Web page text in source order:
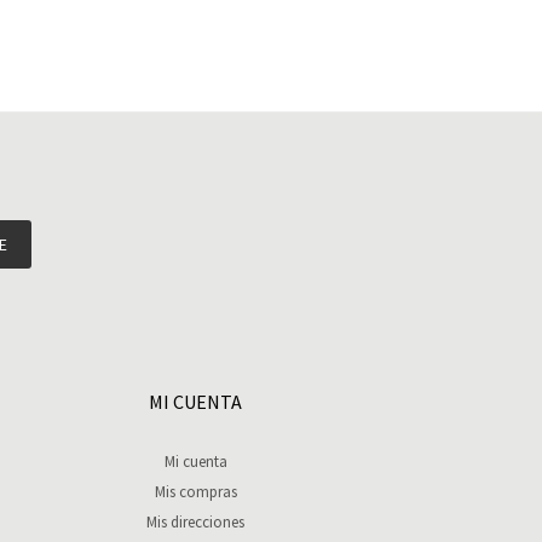
MI CUENTA
Mi cuenta
Mis compras
Mis direcciones